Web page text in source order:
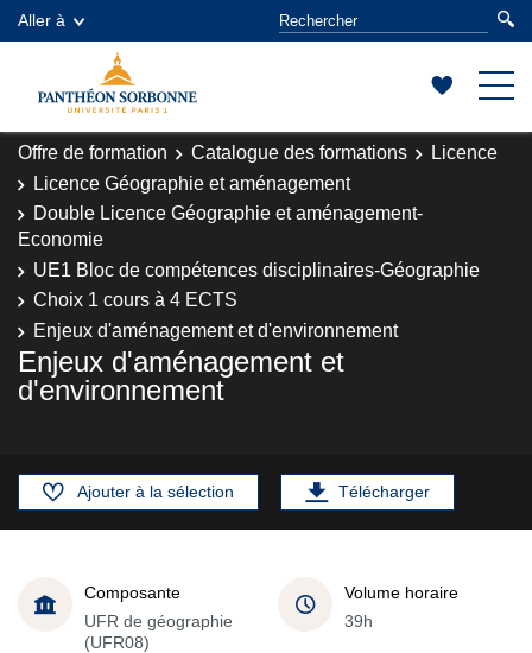
Aller à
Offre de formation Catalogue des formations
Licence
Licence Géographie et aménagement
Double Licence Géographie et aménagement-
Economie
UE1 Bloc de compétences disciplinaires-Géographie
Choix 1 cours à 4 ECTS
Enjeux d'aménagement et d'environnement
Enjeux d'aménagement et
d'environnement
Ajouter à la sélection Télécharger
Composante
UFR de géographie
(UFR08)
Volume horaire
39h